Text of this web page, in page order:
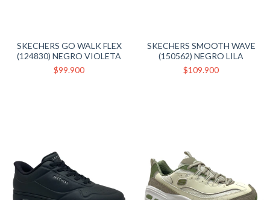
SKECHERS GO WALK FLEX
(124830) NEGRO VIOLETA
$99.900
SKECHERS SMOOTH WAVE
(150562) NEGRO LILA
$109.900